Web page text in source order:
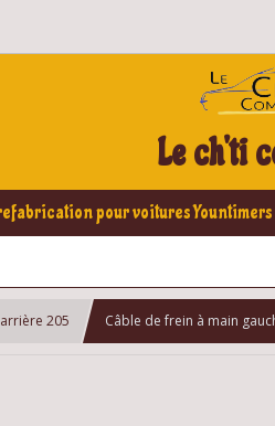
Le ch'ti
pour voitures Yountimers
205 Câble de frein à main